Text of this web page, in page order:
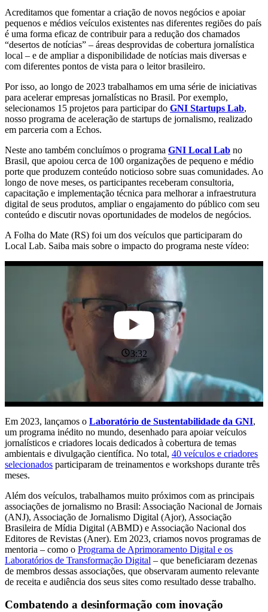
Acreditamos que fomentar a criação de novos negócios e apoiar
pequenos e médios veículos existentes nas diferentes regiões do país
é uma forma eficaz de contribuir para a redução dos chamados
“desertos de notícias” – áreas desprovidas de cobertura jornalística
local – e de ampliar a disponibilidade de notícias mais diversas e
com diferentes pontos de vista para o leitor brasileiro.
Por isso, ao longo de 2023 trabalhamos em uma série de iniciativas
para acelerar empresas jornalísticas no Brasil. Por exemplo,
selecionamos 15 projetos para participar do GNI Startups Lab,
nosso programa de aceleração de startups de jornalismo, realizado
em parceria com a Echos.
Neste ano também concluímos o programa GNI Local Lab no
Brasil, que apoiou cerca de 100 organizações de pequeno e médio
porte que produzem conteúdo noticioso sobre suas comunidades. Ao
longo de nove meses, os participantes receberam consultoria,
capacitação e implementação técnica para melhorar a infraestrutura
digital de seus produtos, ampliar o engajamento do público com seu
conteúdo e discutir novas oportunidades de modelos de negócios.
A Folha do Mate (RS) foi um dos veículos que participaram do
Local Lab. Saiba mais sobre o impacto do programa neste vídeo:
3:32
Em 2023, lançamos o Laboratório de Sustentabilidade da GNI,
um programa inédito no mundo, desenhado para apoiar veículos
jornalísticos e criadores locais dedicados à cobertura de temas
ambientais e divulgação científica. No total, 40 veículos e criadores
selecionados participaram de treinamentos e workshops durante três
meses.
Além dos veículos, trabalhamos muito próximos com as principais
associações de jornalismo no Brasil: Associação Nacional de Jornais
(ANJ), Associação de Jornalismo Digital (Ajor), Associação
Brasileira de Mídia Digital (ABMD) e Associação Nacional dos
Editores de Revistas (Aner). Em 2023, criamos novos programas de
mentoria – como o Programa de Aprimoramento Digital e os
Laboratórios de Transformação Digital – que beneficiaram dezenas
de membros dessas associações, que observaram aumento relevante
de receita e audiência dos seus sites como resultado desse trabalho.
Combatendo a desinformação com inovação